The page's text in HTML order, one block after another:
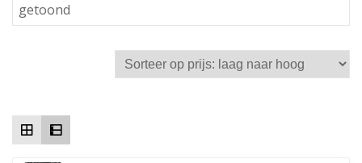
getoond
op